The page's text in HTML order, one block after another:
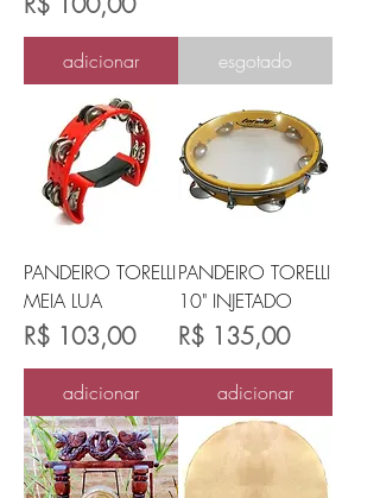
adicionar esgotado
PANDEIRO TORELLI
MEIA LUA
Preço
R$ 103,00
adicionar
PANDEIRO TORELLI
10" INJETADO
Preço
R$ 135,00
adicionar